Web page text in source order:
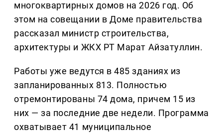
многоквартирных домов на 2026 год. Об
этом на совещании в Доме правительства
рассказал министр строительства,
архитектуры и ЖКХ РТ Марат Айзатуллин.
Работы уже ведутся в 485 зданиях из
запланированных 813. Полностью
отремонтированы 74 дома, причем 15 из
них — за последние две недели. Программа
охватывает 41 муниципальное